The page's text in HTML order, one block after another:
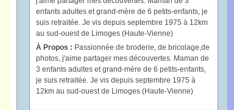
À Propos : Passionnée de broderie, de bricolage,de
photos, j'aime partager mes découvertes. Maman de
3 enfants adultes et grand-mère de 6 petits-enfants,
je suis retraitée. Je vis depuis septembre 1975 à
12km au sud-ouest de Limoges (Haute-Vienne)